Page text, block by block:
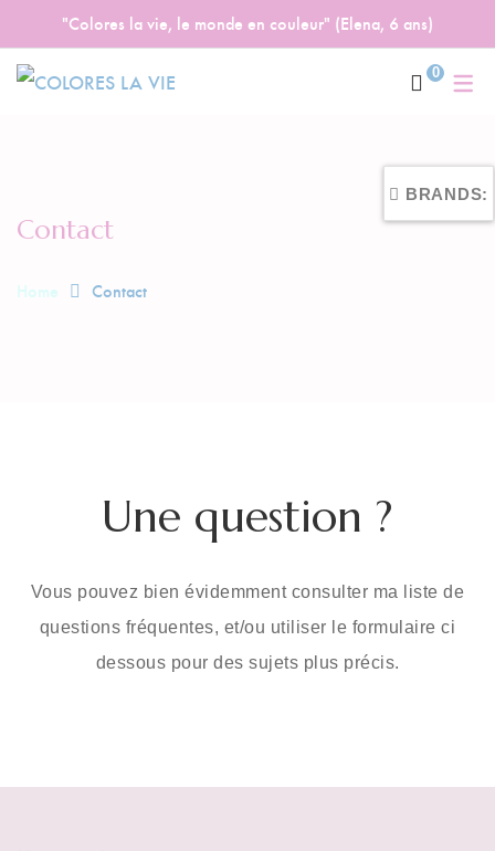
"Colores la vie, le monde en couleur" (Elena, 6 ans)
0
Contact
Home Contact
Une question ?
Vous pouvez bien évidemment consulter ma liste de
questions fréquentes, et/ou utiliser le formulaire ci
dessous pour des sujets plus précis.
BRANDS: